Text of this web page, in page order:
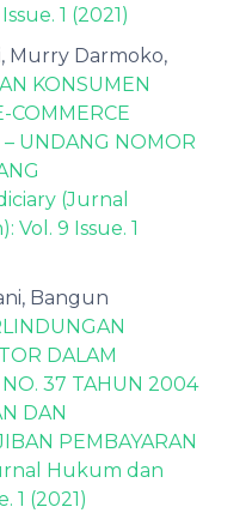
1 (2021)
Murry Darmoko,
KONSUMEN
COMMERCE
UNDANG NOMOR
(Jurnal
Vol. 9 Issue. 1
Bangun
DALAM
37 TAHUN 2004
DAN
PEMBAYARAN
Hukum dan
1 (2021)